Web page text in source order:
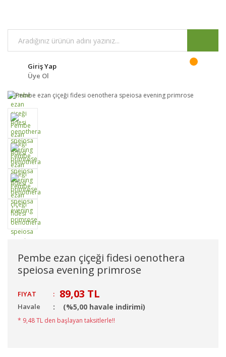
Giriş Yap
Üye Ol
Pembe ezan çiçeği fidesi oenothera
speiosa evening primrose
FIYAT : 89,03 TL
Havale (%5,00 havale indirimi)
* 9,48 TL den başlayan taksitlerle!!